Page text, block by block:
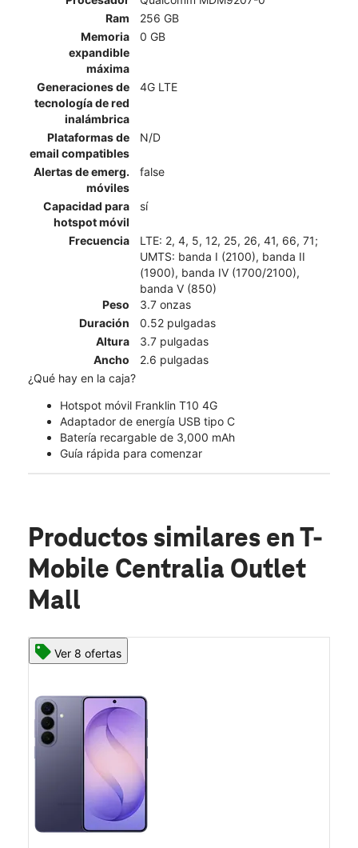
Ram
256 GB
Memoria
expandible
máxima
0 GB
Generaciones de
tecnología de red
inalámbrica
4G LTE
Plataformas de
email compatibles
N/D
Alertas de emerg.
móviles
false
Capacidad para
hotspot móvil
sí
Frecuencia
LTE: 2, 4, 5, 12, 25, 26, 41, 66, 71;
UMTS: banda I (2100), banda II
(1900), banda IV (1700/2100),
banda V (850)
Peso
3.7 onzas
Duración
0.52 pulgadas
Altura
3.7 pulgadas
Ancho
2.6 pulgadas
¿Qué hay en la caja?
Hotspot móvil Franklin T10 4G
Adaptador de energía USB tipo C
Batería recargable de 3,000 mAh
Guía rápida para comenzar
Productos similares en T-
Mobile Centralia Outlet
Mall
Ver 8 ofertas